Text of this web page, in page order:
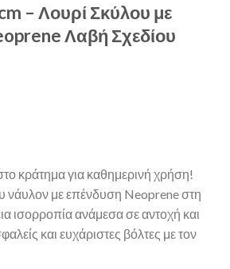
– Λουρί Σκύλου με
Λαβή Σχεδίου
κράτημα για καθημερινή χρήση!
νάυλον με επένδυση Neoprene στη
ισορροπία ανάμεσα σε αντοχή και
και ευχάριστες βόλτες με τον